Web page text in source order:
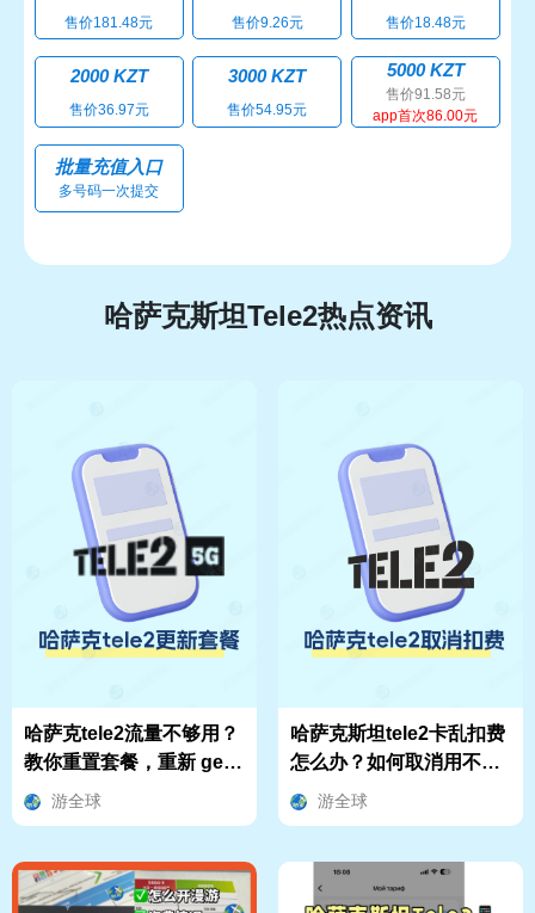
售价181.48元 售价9.26元 售价18.48元
2000 KZT
售价36.97元
3000 KZT
售价54.95元
5000 KZT
售价91.58元
app首次86.00元
批量充值入口
多号码一次提交
哈萨克斯坦Tele2热点资讯
哈萨克tele2流量不够用？
教你重置套餐，重新 get
满满流量
游全球
哈萨克斯坦tele2卡乱扣费
怎么办？如何取消用不上
的收费项目？
游全球